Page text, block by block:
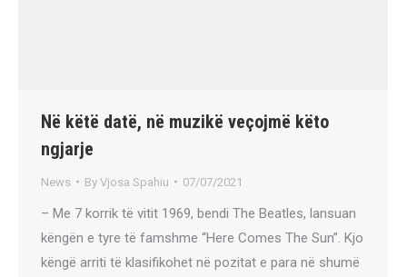
Në këtë datë, në muzikë veçojmë këto
ngjarje
News By Vjosa Spahiu 07/07/2021
– Me 7 korrik të vitit 1969, bendi The Beatles, lansuan
këngën e tyre të famshme “Here Comes The Sun”. Kjo
këngë arriti të klasifikohet në pozitat e para në shumë